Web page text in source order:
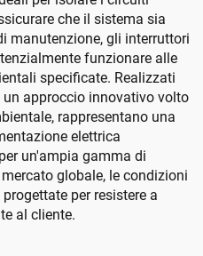
che il sistema sia
manutenzione, gli interruttori
funzionare alle
specificate. Realizzati
approccio innovativo volto
rappresentano una
elettrica
un'ampia gamma di
globale, le condizioni
per resistere a
al cliente.